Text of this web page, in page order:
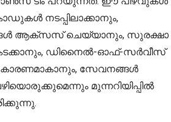
നടപ്പിലാക്കാനും,
ആക്‌സസ് ചെയ്യാനും, സുരക്ഷാ
ഡിനൈല്‍-ഓഫ്-സര്‍വീസ്
കാരണമാകാനും, സേവനങ്ങള്‍
മുന്നറിയിപ്പില്‍